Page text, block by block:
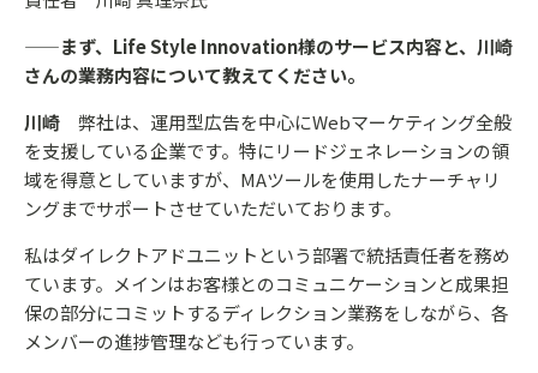
——まず、Life Style Innovation様のサービス内容と、川崎
さんの業務内容について教えてください。
川崎 弊社は、運用型広告を中心にWebマーケティング全般
を支援している企業です。特にリードジェネレーションの領
域を得意としていますが、MAツールを使用したナーチャリ
ングまでサポートさせていただいております。
私はダイレクトアドユニットという部署で統括責任者を務め
ています。メインはお客様とのコミュニケーションと成果担
保の部分にコミットするディレクション業務をしながら、各
メンバーの進捗管理なども行っています。